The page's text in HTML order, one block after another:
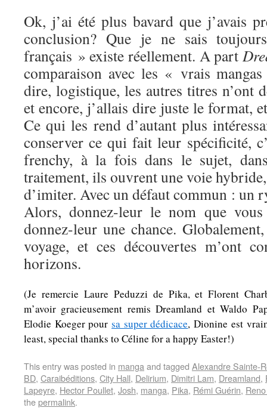
Ok, j’ai été plus bavard que j’avais
conclusion? Que je ne sais
français » existe réellement. A part
comparaison avec les « vrais
dire, logistique, les autres titres n’ont
et encore, j’allais dire juste le format,
Ce qui les rend d’autant plus
conserver ce qui fait leur spécificité,
frenchy, à la fois dans le sujet,
traitement, ils ouvrent une voie
d’imiter. Avec un défaut commun : un
Alors, donnez-leur le nom que
donnez-leur une chance.
voyage, et ces découvertes m’ont
horizons.
(Je remercie Laure Peduzzi de Pika, et Florent
m’avoir gracieusement remis Dreamland et Waldo
Elodie Koeger poursa super dédicace, Dionine est
least, special thanks to Céline for a happy Easter!)
This entry was posted in manga and tagged Alexandre Sainte-
BD, Caraibéditions, City Hall, Delirium, Dimitri Lam, Dreamland,
Lapeyre, Hector Poullet, Josh, manga, Pika, Rémi Guérin,
thepermalink.